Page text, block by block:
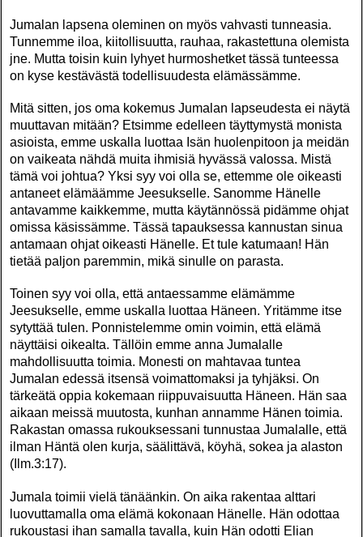
Jumalan lapsena oleminen on myös vahvasti tunneasia.
Tunnemme iloa, kiitollisuutta, rauhaa, rakastettuna olemista
jne. Mutta toisin kuin lyhyet hurmoshetket tässä tunteessa
on kyse kestävästä todellisuudesta elämässämme.
Mitä sitten, jos oma kokemus Jumalan lapseudesta ei näytä
muuttavan mitään? Etsimme edelleen täyttymystä monista
asioista, emme uskalla luottaa Isän huolenpitoon ja meidän
on vaikeata nähdä muita ihmisiä hyvässä valossa. Mistä
tämä voi johtua? Yksi syy voi olla se, ettemme ole oikeasti
antaneet elämäämme Jeesukselle. Sanomme Hänelle
antavamme kaikkemme, mutta käytännössä pidämme ohjat
omissa käsissämme. Tässä tapauksessa kannustan sinua
antamaan ohjat oikeasti Hänelle. Et tule katumaan! Hän
tietää paljon paremmin, mikä sinulle on parasta.
Toinen syy voi olla, että antaessamme elämämme
Jeesukselle, emme uskalla luottaa Häneen. Yritämme itse
sytyttää tulen. Ponnistelemme omin voimin, että elämä
näyttäisi oikealta. Tällöin emme anna Jumalalle
mahdollisuutta toimia. Monesti on mahtavaa tuntea
Jumalan edessä itsensä voimattomaksi ja tyhjäksi. On
tärkeätä oppia kokemaan riippuvaisuutta Häneen. Hän saa
aikaan meissä muutosta, kunhan annamme Hänen toimia.
Rakastan omassa rukouksessani tunnustaa Jumalalle, että
ilman Häntä olen kurja, säälittävä, köyhä, sokea ja alaston
(Ilm.3:17).
Jumala toimii vielä tänäänkin. On aika rakentaa alttari
luovuttamalla oma elämä kokonaan Hänelle. Hän odottaa
rukoustasi ihan samalla tavalla, kuin Hän odotti Elian